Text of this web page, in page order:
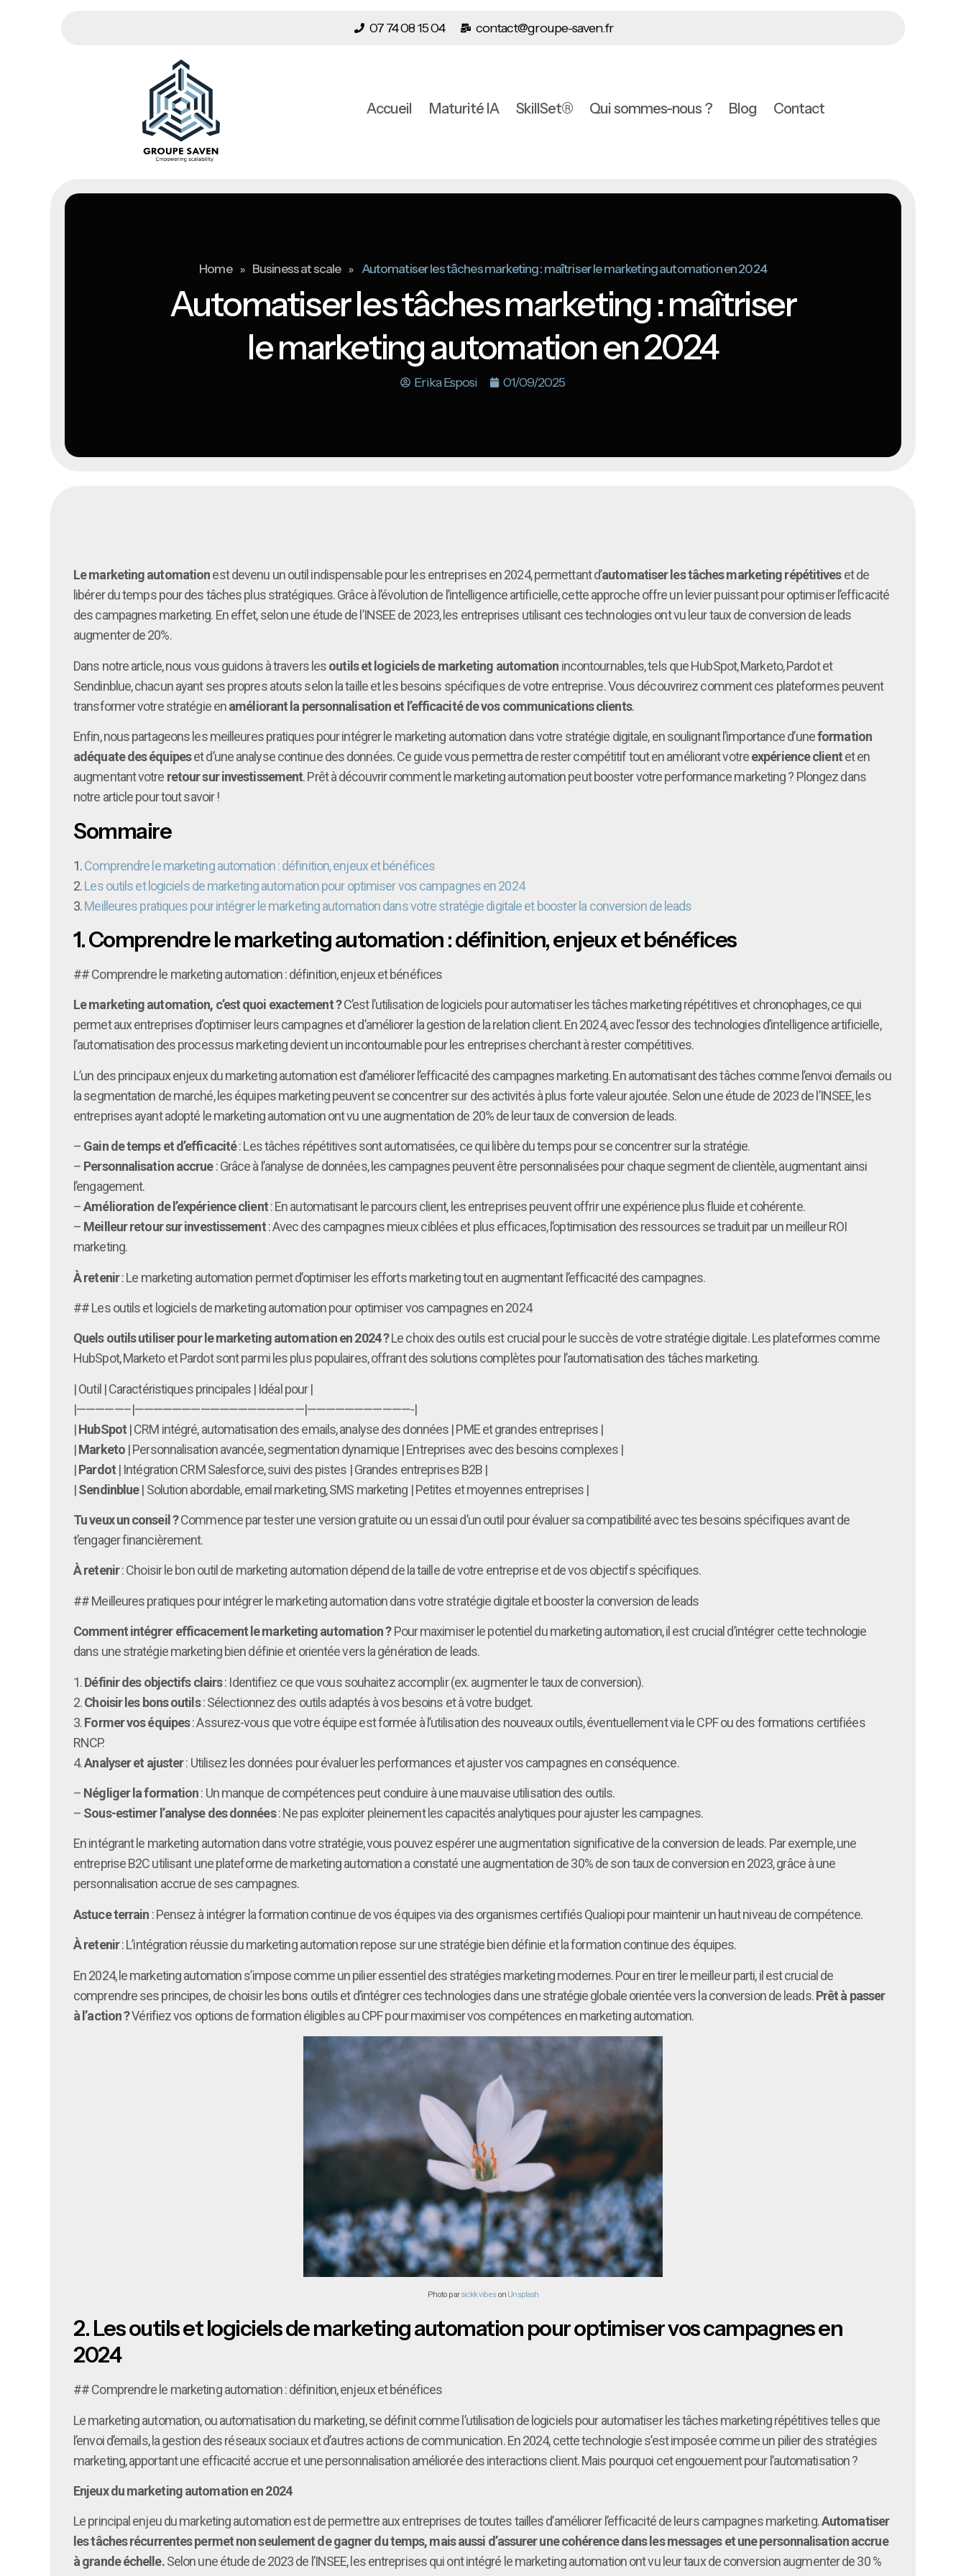
07 74 08 15 04 contact@groupe-saven.fr
Accueil Maturité IA SkillSet® Qui sommes-nous ? Blog Contact
Home » Business at scale » Automatiser les tâches marketing : maîtriser le marketing automation en 2024
Automatiser les tâches marketing : maîtriser
le marketing automation en 2024
Erika Esposi 01/09/2025
Le marketing automationest devenu un outil indispensable pour les entreprises en 2024, permettant d’automatiser les tâches marketing répétitiveset de
libérer du temps pour des tâches plus stratégiques. Grâce à l’évolution de l’intelligence artificielle, cette approche offre un levier puissant pour optimiser l’efficacité
des campagnes marketing. En effet, selon une étude de l’INSEE de 2023, les entreprises utilisant ces technologies ont vu leur taux de conversion de leads
augmenter de 20%.
Dans notre article, nous vous guidons à travers lesoutils et logiciels de marketing automation incontournables, tels que HubSpot, Marketo, Pardot et
Sendinblue, chacun ayant ses propres atouts selon la taille et les besoins spécifiques de votre entreprise. Vous découvrirez comment ces plateformes peuvent
transformer votre stratégie enaméliorant la personnalisation et l’efficacité de vos communications clients.
Enfin, nous partageons les meilleures pratiques pour intégrer le marketing automation dans votre stratégie digitale, en soulignant l’importance d’uneformation
adéquate des équipeset d’une analyse continue des données. Ce guide vous permettra de rester compétitif tout en améliorant votreexpérience clientet en
augmentant votre retour sur investissement. Prêt à découvrir comment le marketing automation peut booster votre performance marketing ? Plongez dans
notre article pour tout savoir !
Sommaire
1.Comprendre le marketing automation : définition, enjeux et bénéfices
2.Les outils et logiciels de marketing automation pour optimiser vos campagnes en 2024
3.Meilleures pratiques pour intégrer le marketing automation dans votre stratégie digitale et booster la conversion de leads
1.Comprendre le marketing automation : définition, enjeux et bénéfices
## Comprendre le marketing automation : définition, enjeux et bénéfices
Le marketing automation, c’est quoi exactement ?C’est l’utilisation de logiciels pour automatiser les tâches marketing répétitives et chronophages, ce qui
permet aux entreprises d’optimiser leurs campagnes et d’améliorer la gestion de la relation client. En 2024, avec l’essor des technologies d’intelligence artificielle,
l’automatisation des processus marketing devient un incontournable pour les entreprises cherchant à rester compétitives.
L’un des principaux enjeux du marketing automation est d’améliorer l’efficacité des campagnes marketing. En automatisant des tâches comme l’envoi d’emails ou
la segmentation de marché, les équipes marketing peuvent se concentrer sur des activités à plus forte valeur ajoutée. Selon une étude de 2023 de l’INSEE, les
entreprises ayant adopté le marketing automation ont vu une augmentation de 20% de leur taux de conversion de leads.
– Gain de temps et d’efficacité: Les tâches répétitives sont automatisées, ce qui libère du temps pour se concentrer sur la stratégie.
– Personnalisation accrue: Grâce à l’analyse de données, les campagnes peuvent être personnalisées pour chaque segment de clientèle, augmentant ainsi
l’engagement.
–Amélioration de l’expérience client: En automatisant le parcours client, les entreprises peuvent offrir une expérience plus fluide et cohérente.
– Meilleur retour sur investissement: Avec des campagnes mieux ciblées et plus efficaces, l’optimisation des ressources se traduit par un meilleur ROI
marketing.
À retenir: Le marketing automation permet d’optimiser les efforts marketing tout en augmentant l’efficacité des campagnes.
## Les outils et logiciels de marketing automation pour optimiser vos campagnes en 2024
Quels outils utiliser pour le marketing automation en 2024 ?Le choix des outils est crucial pour le succès de votre stratégie digitale. Les plateformes comme
HubSpot, Marketo et Pardot sont parmi les plus populaires, offrant des solutions complètes pour l’automatisation des tâches marketing.
| Outil | Caractéristiques principales | Idéal pour |
|—————–|——————————————————|———————————-|
|HubSpot| CRM intégré, automatisation des emails, analyse des données | PME et grandes entreprises |
|Marketo| Personnalisation avancée, segmentation dynamique | Entreprises avec des besoins complexes |
|Pardot| Intégration CRM Salesforce, suivi des pistes | Grandes entreprises B2B |
|Sendinblue| Solution abordable, email marketing, SMS marketing | Petites et moyennes entreprises |
Tu veux un conseil ?Commence par tester une version gratuite ou un essai d’un outil pour évaluer sa compatibilité avec tes besoins spécifiques avant de
t’engager financièrement.
À retenir: Choisir le bon outil de marketing automation dépend de la taille de votre entreprise et de vos objectifs spécifiques.
## Meilleures pratiques pour intégrer le marketing automation dans votre stratégie digitale et booster la conversion de leads
Comment intégrer efficacement le marketing automation ?Pour maximiser le potentiel du marketing automation, il est crucial d’intégrer cette technologie
dans une stratégie marketing bien définie et orientée vers la génération de leads.
1.Définir des objectifs clairs: Identifiez ce que vous souhaitez accomplir (ex. augmenter le taux de conversion).
2.Choisir les bons outils: Sélectionnez des outils adaptés à vos besoins et à votre budget.
3.Former vos équipes: Assurez-vous que votre équipe est formée à l’utilisation des nouveaux outils, éventuellement via le CPF ou des formations certifiées
RNCP.
4.Analyser et ajuster: Utilisez les données pour évaluer les performances et ajuster vos campagnes en conséquence.
– Négliger la formation: Un manque de compétences peut conduire à une mauvaise utilisation des outils.
– Sous-estimer l’analyse des données: Ne pas exploiter pleinement les capacités analytiques pour ajuster les campagnes.
En intégrant le marketing automation dans votre stratégie, vous pouvez espérer une augmentation significative de la conversion de leads. Par exemple, une
entreprise B2C utilisant une plateforme de marketing automation a constaté une augmentation de 30% de son taux de conversion en 2023, grâce à une
personnalisation accrue de ses campagnes.
Astuce terrain : Pensez à intégrer la formation continue de vos équipes via des organismes certifiés Qualiopi pour maintenir un haut niveau de compétence.
À retenir: L’intégration réussie du marketing automation repose sur une stratégie bien définie et la formation continue des équipes.
En 2024, le marketing automation s’impose comme un pilier essentiel des stratégies marketing modernes. Pour en tirer le meilleur parti, il est crucial de
comprendre ses principes, de choisir les bons outils et d’intégrer ces technologies dans une stratégie globale orientée vers la conversion de leads.Prêt à passer
à l’action ?Vérifiez vos options de formation éligibles au CPF pour maximiser vos compétences en marketing automation.
Photo parsickk vibeson Unsplash
2.Les outils et logiciels de marketing automation pour optimiser vos campagnes en
2024
## Comprendre le marketing automation : définition, enjeux et bénéfices
Le marketing automation, ou automatisation du marketing, se définit comme l’utilisation de logiciels pour automatiser les tâches marketing répétitives telles que
l’envoi d’emails, la gestion des réseaux sociaux et d’autres actions de communication. En 2024, cette technologie s’est imposée comme un pilier des stratégies
marketing, apportant une efficacité accrue et une personnalisation améliorée des interactions client. Mais pourquoi cet engouement pour l’automatisation ?
Enjeux du marketing automation en 2024
Le principal enjeu du marketing automation est de permettre aux entreprises de toutes tailles d’améliorer l’efficacité de leurs campagnes marketing.Automatiser
les tâches récurrentes permet non seulement de gagner du temps, mais aussi d’assurer une cohérence dans les messages et une personnalisation accrue
à grande échelle.Selon une étude de 2023 de l’INSEE, les entreprises qui ont intégré le marketing automation ont vu leur taux de conversion augmenter de 30 %